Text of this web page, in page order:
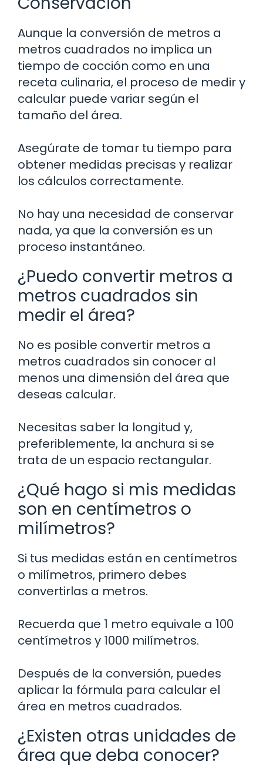
Aunque la conversión de metros a
metros cuadrados no implica un
tiempo de cocción como en una
receta culinaria, el proceso de medir y
calcular puede variar según el
tamaño del área.
Asegúrate de tomar tu tiempo para
obtener medidas precisas y realizar
los cálculos correctamente.
No hay una necesidad de conservar
nada, ya que la conversión es un
proceso instantáneo.
¿Puedo convertir metros a
metros cuadrados sin
medir el área?
No es posible convertir metros a
metros cuadrados sin conocer al
menos una dimensión del área que
deseas calcular.
Necesitas saber la longitud y,
preferiblemente, la anchura si se
trata de un espacio rectangular.
¿Qué hago si mis medidas
son en centímetros o
milímetros?
Si tus medidas están en centímetros
o milímetros, primero debes
convertirlas a metros.
Recuerda que 1 metro equivale a 100
centímetros y 1000 milímetros.
Después de la conversión, puedes
aplicar la fórmula para calcular el
área en metros cuadrados.
¿Existen otras unidades de
área que deba conocer?